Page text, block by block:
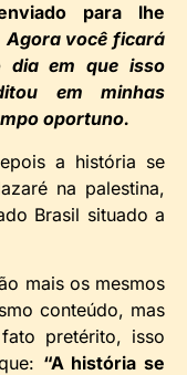
para lhe
Agora você ficará
dia em que isso
em minhas
oportuno.
a história se
na palestina,
Brasil situado a
mais os mesmos
conteúdo, mas
pretérito, isso
“A história se